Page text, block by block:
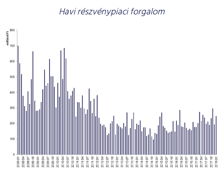
Havi részvénypiaci forgalom